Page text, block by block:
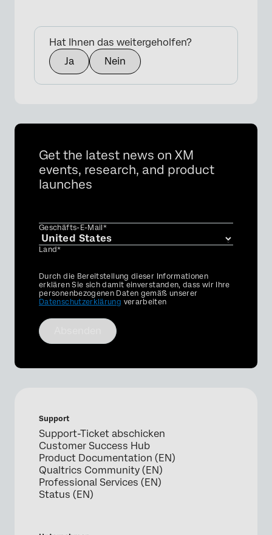
Hat Ihnen das weitergeholfen?
Ja
Nein
Get the latest news on XM
events, research, and product
launches
Geschäfts-E-Mail*
Land*
Privacy
Optin
Durch die Bereitstellung dieser Informationen
erklären Sie sich damit einverstanden, dass wir Ihre
personenbezogenen Daten gemäß unserer
Datenschutzerklärung verarbeiten
Support
Support-Ticket abschicken
Customer Success Hub
Product Documentation (EN)
Qualtrics Community (EN)
Professional Services (EN)
Status (EN)